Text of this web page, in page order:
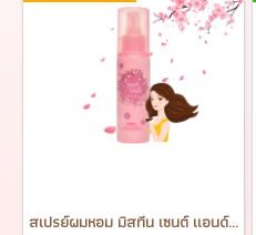
สเปรย์ผมหอม มิสทีน เซนต์ แอนด์ ไชน์ แฮร์ สเปรย์ Mistine Scent & Shine Hair Spray 100 ml.